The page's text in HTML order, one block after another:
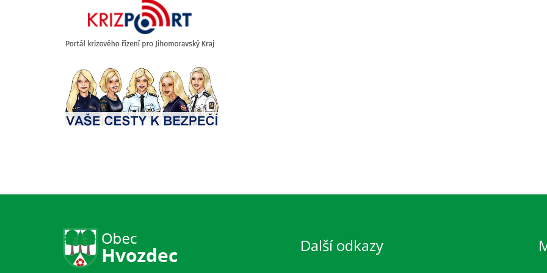
Další odkazy